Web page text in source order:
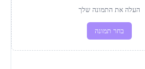
העלה את התמונה שלך
בחר תמונה